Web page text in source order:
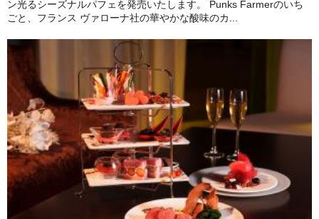
ン光るシーズナルパフェを発売いたします。 Punks Farmerのいち
ごと、フランス ヴァローナ社の華やかな酸味のカ...